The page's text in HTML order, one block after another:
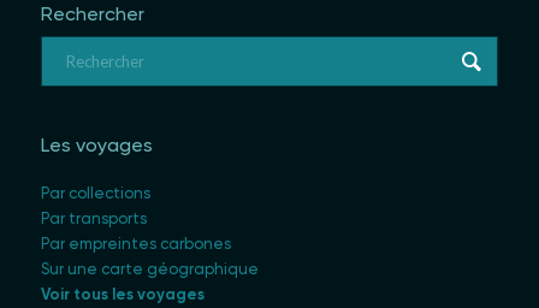
Rechercher
Les voyages
Par collections
Par transports
Par empreintes carbones
Sur une carte géographique
Voir tous les voyages